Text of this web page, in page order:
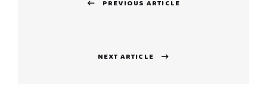
PREVIOUS ARTICLE
NEXT ARTICLE